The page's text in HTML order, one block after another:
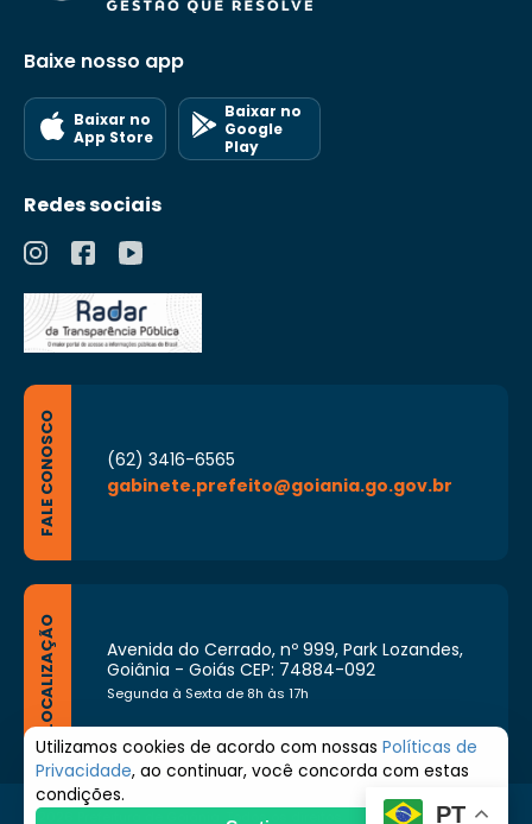
Baixe nosso app
Baixar no
App Store
Baixar no
Google
Play
Redes sociais
FALE CONOSCO
(62) 3416-6565
gabinete.prefeito@goiania.go.gov.br
LOCALIZAÇÃO
Avenida do Cerrado, nº 999, Park Lozandes,
Goiânia - Goiás CEP: 74884-092
Segunda à Sexta de 8h às 17h
© 2026 Prefeitura de Goiânia. Todos os direitos
Utilizamos cookies de acordo com nossas Políticas de
Privacidade, ao continuar, você concorda com estas
condições.
PT